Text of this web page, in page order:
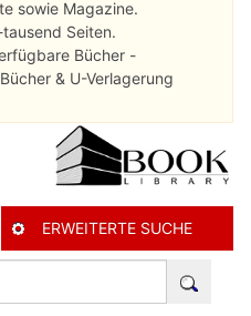
sowie Magazine.
Seiten.
Bücher -
& U-Verlagerung
ERWEITERTE SUCHE